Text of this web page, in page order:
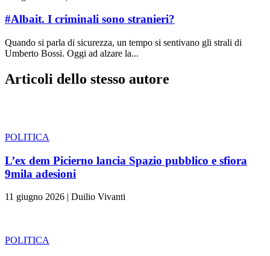
#Albait. I criminali sono stranieri?
Quando si parla di sicurezza, un tempo si sentivano gli strali di
Umberto Bossi. Oggi ad alzare la...
Articoli dello stesso autore
POLITICA
L’ex dem Picierno lancia Spazio pubblico e sfiora
9mila adesioni
11 giugno 2026 | Duilio Vivanti
POLITICA